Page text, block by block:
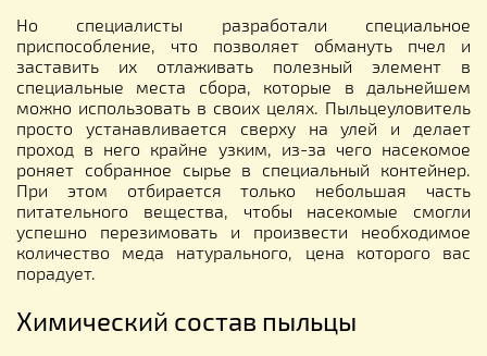
Но специалисты разработали специальное
приспособление, что позволяет обмануть пчел и
заставить их отлаживать полезный элемент в
специальные места сбора, которые в дальнейшем
можно использовать в своих целях. Пыльцеуловитель
просто устанавливается сверху на улей и делает
проход в него крайне узким, из-за чего насекомое
роняет собранное сырье в специальный контейнер.
При этом отбирается только небольшая часть
питательного вещества, чтобы насекомые смогли
успешно перезимовать и произвести необходимое
количество меда натурального, цена которого вас
порадует.
Химический состав пыльцы